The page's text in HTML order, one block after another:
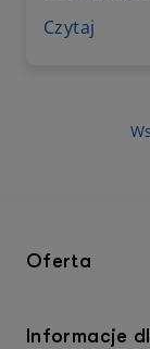
techniki
procedury z
O tym w
Czytaj
Oferta
Informacje